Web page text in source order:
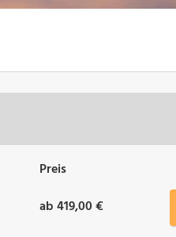
Preis
ab 419,00 €